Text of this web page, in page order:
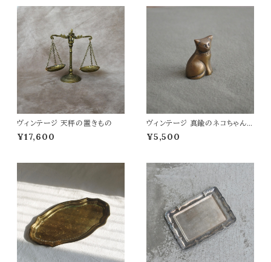
ヴィンテージ 天秤の置きもの
¥17,600
ヴィンテージ 真鍮のネコちゃん
の置き物
¥5,500